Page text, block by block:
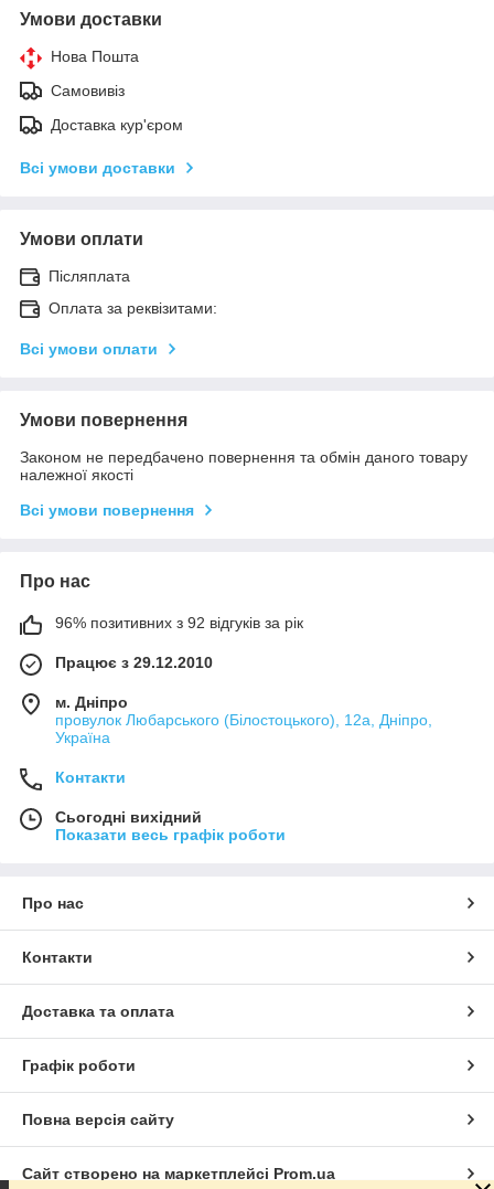
Умови доставки
Нова Пошта
Самовивіз
Доставка кур'єром
Всі умови доставки
Умови оплати
Післяплата
Оплата за реквізитами:
Всі умови оплати
Умови повернення
Законом не передбачено повернення та обмін даного товару
належної якості
Всі умови повернення
Про нас
96% позитивних з 92 відгуків за рік
Працює з 29.12.2010
м. Дніпро
провулок Любарського (Білостоцького), 12а, Дніпро,
Україна
Контакти
Сьогодні вихідний
Показати весь графік роботи
Про нас
Контакти
Доставка та оплата
Графік роботи
Повна версія сайту
Сайт створено на маркетплейсі Prom.ua